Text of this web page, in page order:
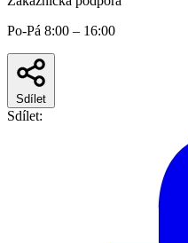
Po-Pá 8:00 – 16:00
Sdílet
Sdílet: